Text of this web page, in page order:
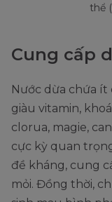
thể
Cung cấp
Nước dừa chứa ít
giàu vitamin,
clorua, magie,
cực kỳ quan
đề kháng, cung
mỏi. Đồng thời,